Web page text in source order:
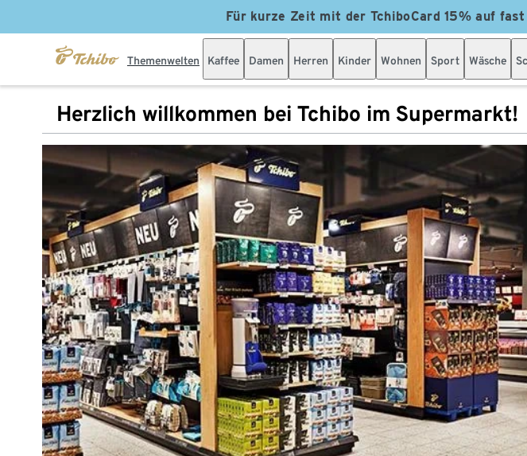
Für kurze Zeit mit der TchiboCard 15% auf
Themenwelten Kaffee Damen Herren Kinder Wohnen Sport Wäsche
Herzlich willkommen bei Tchibo im Supermarkt!